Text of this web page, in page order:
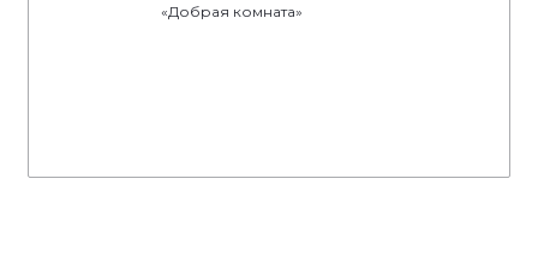
«Добрая комната»